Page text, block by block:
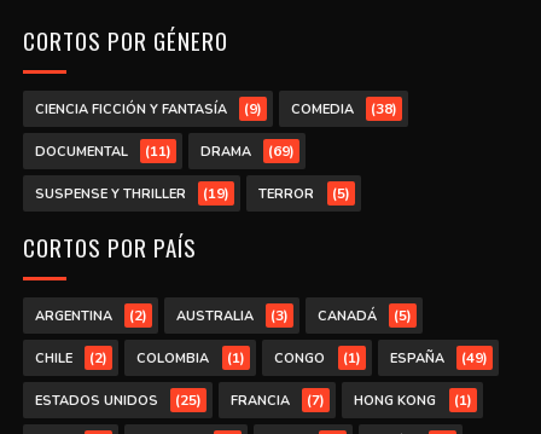
CORTOS POR GÉNERO
CIENCIA FICCIÓN Y FANTASÍA (9) COMEDIA (38)
DOCUMENTAL (11) DRAMA (69)
SUSPENSE Y THRILLER (19) TERROR (5)
CORTOS POR PAÍS
ARGENTINA (2) AUSTRALIA (3) CANADÁ (5)
CHILE (2) COLOMBIA (1) CONGO (1) ESPAÑA (49)
ESTADOS UNIDOS (25) FRANCIA (7) HONG KONG (1)